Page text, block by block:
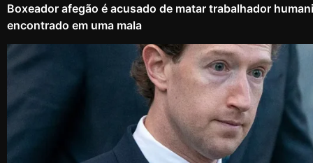
Boxeador afegão é acusado de matar trabalhador
encontrado em uma mala